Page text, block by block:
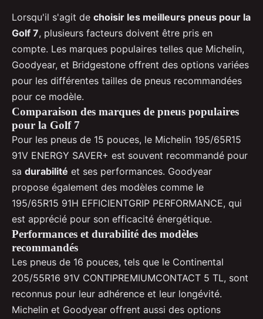
Lorsqu'il s'agit de choisir les meilleurs pneus pour la
Golf 7, plusieurs facteurs doivent être pris en
compte. Les marques populaires telles que Michelin,
Goodyear, et Bridgestone offrent des options variées
pour les différentes tailles de pneus recommandées
pour ce modèle.
Comparaison des marques de pneus populaires
pour la Golf 7
Pour les pneus de 15 pouces, le Michelin 195/65R15
91V ENERGY SAVER+ est souvent recommandé pour
sa durabilité et ses performances. Goodyear
propose également des modèles comme le
195/65R15 91H EFFICIENTGRIP PERFORMANCE, qui
est apprécié pour son efficacité énergétique.
Performances et durabilité des modèles
recommandés
Les pneus de 16 pouces, tels que le Continental
205/55R16 91V CONTIPREMIUMCONTACT 5 TL, sont
reconnus pour leur adhérence et leur longévité.
Michelin et Goodyear offrent aussi des options